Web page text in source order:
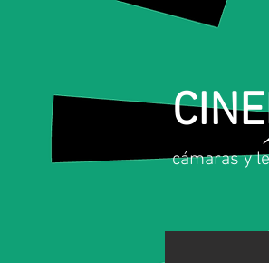
​cámaras y